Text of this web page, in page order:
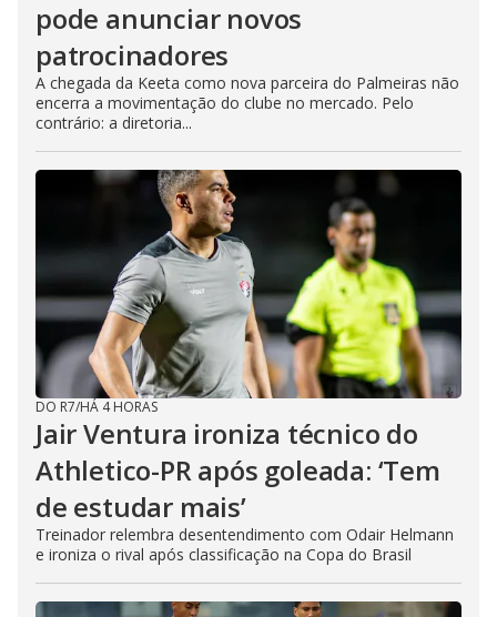
pode anunciar novos
patrocinadores
A chegada da Keeta como nova parceira do Palmeiras não
encerra a movimentação do clube no mercado. Pelo
contrário: a diretoria...
DO R7/HÁ 4 HORAS
Jair Ventura ironiza técnico do
Athletico-PR após goleada: ‘Tem
de estudar mais’
Treinador relembra desentendimento com Odair Helmann
e ironiza o rival após classificação na Copa do Brasil